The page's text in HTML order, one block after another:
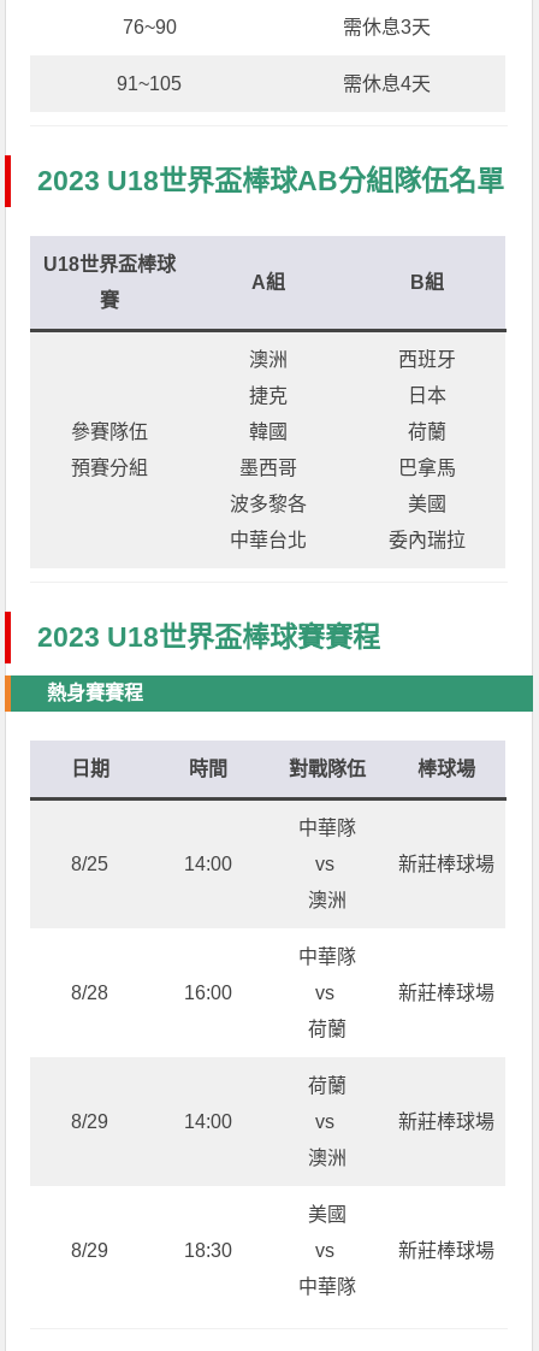
76~90 需休息3天
91~105 需休息4天
2023 U18世界盃棒球AB分組隊伍名單
U18世界盃棒球
賽
A組 B組
參賽隊伍
預賽分組
澳洲
捷克
韓國
墨西哥
波多黎各
中華台北
西班牙
日本
荷蘭
巴拿馬
美國
委內瑞拉
2023 U18世界盃棒球賽賽程
熱身賽賽程
日期 時間 對戰隊伍 棒球場
8/25 14:00
中華隊
vs
澳洲
新莊棒球場
8/28 16:00
中華隊
vs
荷蘭
新莊棒球場
8/29 14:00
荷蘭
vs
澳洲
新莊棒球場
8/29 18:30
美國
vs
中華隊
新莊棒球場